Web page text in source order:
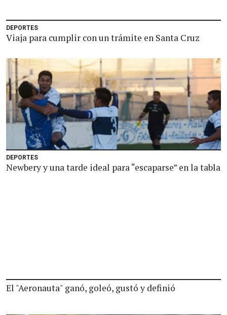
DEPORTES
Viaja para cumplir con un trámite en Santa Cruz
DEPORTES
Newbery y una tarde ideal para “escaparse” en la tabla
El "Aeronauta" ganó, goleó, gustó y definió